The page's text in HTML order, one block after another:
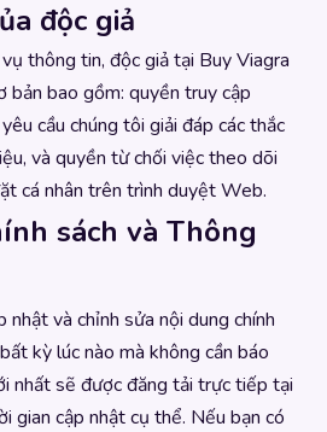
độc giả
thông tin, độc giả tại Buy Viagra
bản bao gồm: quyền truy cập
cầu chúng tôi giải đáp các thắc
và quyền từ chối việc theo dõi
cá nhân trên trình duyệt Web.
sách và Thông
nhật và chỉnh sửa nội dung chính
kỳ lúc nào mà không cần báo
nhất sẽ được đăng tải trực tiếp tại
gian cập nhật cụ thể. Nếu bạn có